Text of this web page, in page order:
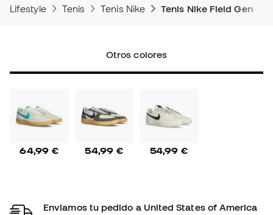
Lifestyle Tenis Tenis Nike Tenis Nike Field General
Otros colores
64,99 € 54,99 € 54,99 €
Enviamos tu pedido a United States of America